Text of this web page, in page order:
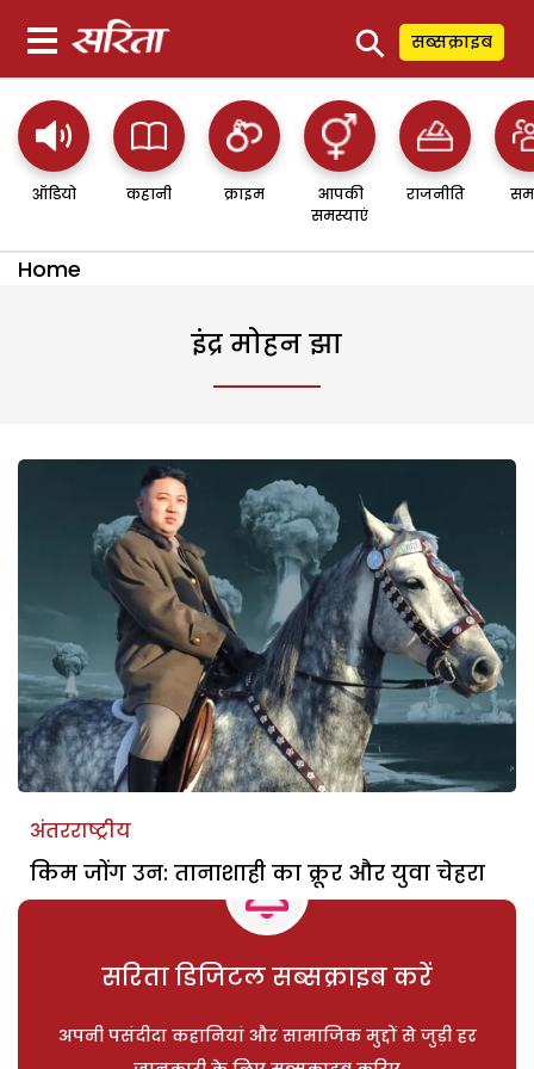
⚲ सब्सक्राइब
ऑडियो कहानी क्राइम
आपकी
समस्याएं
राजनीति
Home
इंद्र मोहन झा
अंतरराष्ट्रीय
किम जोंग उन: तानाशाही का क्रूर और युवा चेहरा
सरिता डिजिटल सब्सक्राइब करें
अपनी पसंदीदा कहानियां और सामाजिक मुद्दों से जुड़ी हर